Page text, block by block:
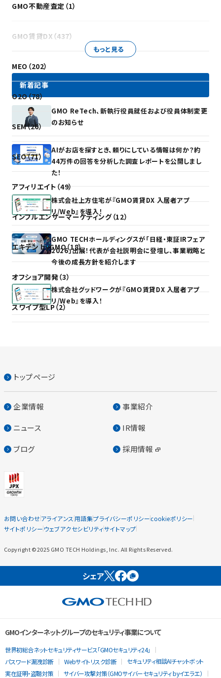
GMO不動産査定（1）
GMO賃貸DX（437）
MEO（202）
O2O（78）
SEM（26）
SEO（71）
アフィリエイト（49）
インフルエンサーマーケティング（12）
エキテン byGMO（18）
オフショア開発（3）
スワイプ型LP（2）
もっと見る
新着記事
GMO ReTech、新執行役員就任および役員体制変更
のお知らせ
AIがお店を探すとき、頼りにしている情報は何か？約
44万件の回答を分析した調査レポートを公開しまし
た！
株式会社上方住宅が『GMO賃貸DX 入居者アプ
リ/Web』を導入！
GMO TECHホールディングスが「日経・東証IRフェア
2026」出展！代表が会社説明会に登壇し、事業戦略と
今後の成長方針を紹介します
株式会社グッドワークが『GMO賃貸DX 入居者アプ
リ/Web』を導入！
トップページ
企業情報 事業紹介
ニュース IR情報
ブログ 採用情報
お問い合わせアライアンス 用語集プライバシーポリシーcookieポリシー
サイトポリシー ウェブアクセシビリティサイトマップ
Copyright ©2025 GMO TECH Holdings, Inc. All Rights Reserved.
シェア
GMOインターネットグループのセキュリティ事業について
世界初総合ネットセキュリティサービス「GMOセキュリティ24」
パスワード漏洩診断
Webサイトリスク診断
セキュリティ相談AIチャットボット
実在証明・盗聴対策
サイバー攻撃対策（GMOサイバーセキュリティ byイエラエ）